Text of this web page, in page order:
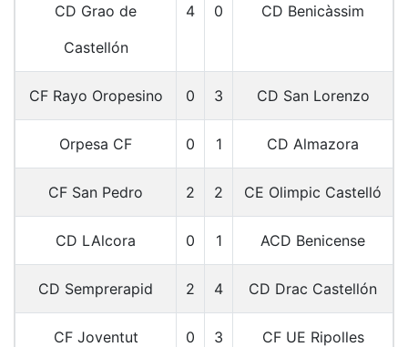
CD Grao de
Castellón
4 0 CD Benicàssim
CF Rayo Oropesino 0 3 CD San Lorenzo
Orpesa CF 0 1 CD Almazora
CF San Pedro 2 2 CE Olimpic Castelló
CD LAlcora 0 1 ACD Benicense
CD Semprerapid 2 4 CD Drac Castellón
CF Joventut
0 3 CF UE Ripolles